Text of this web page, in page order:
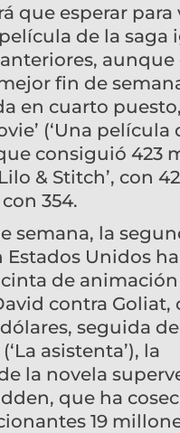
que esperar para
de la saga
fin de
en cuarto puesto,
(‘Una película
consiguió 423
& Stitch’, con
con 354.
semana, la
Unidos
cinta de
contra Goliat,
seguida de
asistenta’), la
la novela
que ha
19